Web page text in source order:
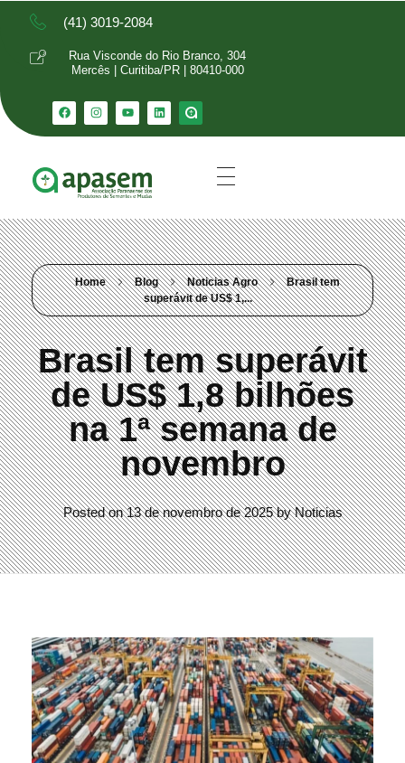
(41) 3019-2084
Rua Visconde do Rio Branco, 304
Mercês | Curitiba/PR | 80410-000
Home Blog Noticias Agro
Brasil tem
superávit de US$ 1,...
Brasil tem superávit
de US$ 1,8 bilhões
na 1ª semana de
novembro
Posted on 13 de novembro de 2025 by Noticias